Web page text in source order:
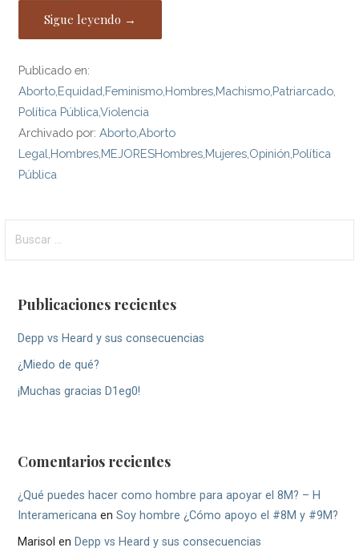
Sigue leyendo →
Publicado en:
Aborto Equidad Feminismo Hombres Machismo Patriarcado
Política Pública,Violencia
Archivado por:Aborto,Aborto
Legal Hombres MEJORESHombres Mujeres Opinión Política
Pública
Publicaciones recientes
Depp vs Heard y sus consecuencias
¿Miedo de qué?
¡Muchas gracias D1eg0!
Comentarios recientes
¿Qué puedes hacer como hombre para apoyar el 8M? – H
Interamericana enSoy hombre ¿Cómo apoyo el #8M y #9M?
Marisol en Depp vs Heard y sus consecuencias